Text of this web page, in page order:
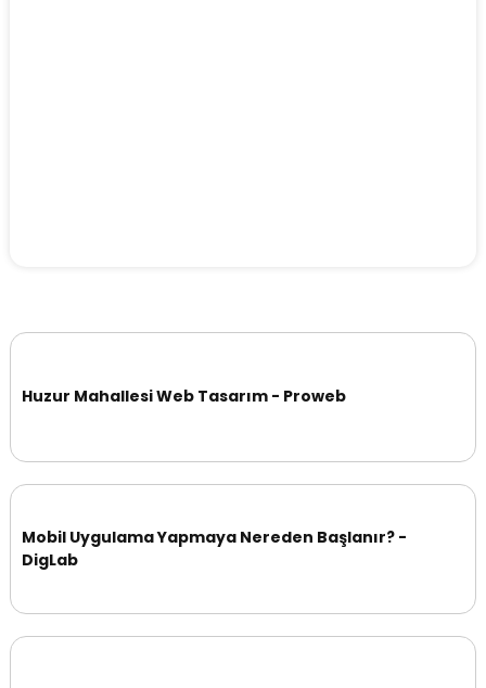
Huzur Mahallesi Web Tasarım - Proweb
Mobil Uygulama Yapmaya Nereden Başlanır? -
DigLab